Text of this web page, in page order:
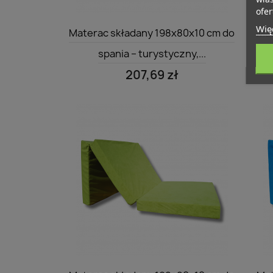
 Szybki podgląd
Materac składany 198x80x10 cm do
spania – turystyczny,...
207,69 zł
 Szybki podgląd